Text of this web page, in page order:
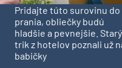
Pridajte túto surovinu do
prania, obliečky budú
hladšie a pevnejšie. Starý
trik z hotelov poznali už
babičky